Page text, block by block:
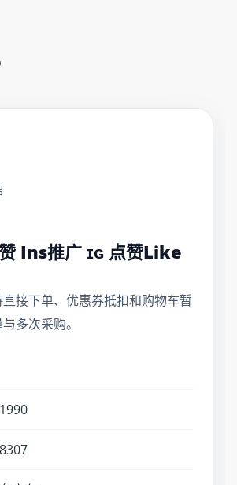
Ins推广 ɪɢ 点赞Like
接下单、优惠券抵扣和购物车暂
多次采购。